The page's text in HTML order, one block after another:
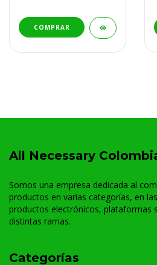
Somos una empresa dedicada al
productos en varias categorías, en
productos electrónicos, plataformas